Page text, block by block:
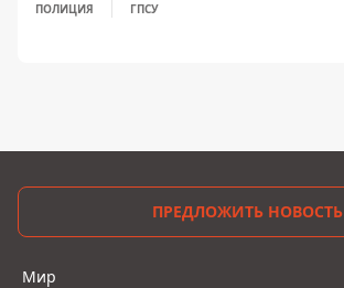
ПОЛИЦИЯ ГПСУ
ПРЕДЛОЖИТЬ НОВОСТЬ
Мир